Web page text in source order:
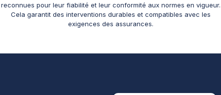
reconnues pour leur fiabilité et leur conformité aux normes en vigueur.
Cela garantit des interventions durables et compatibles avec les
exigences des assurances.